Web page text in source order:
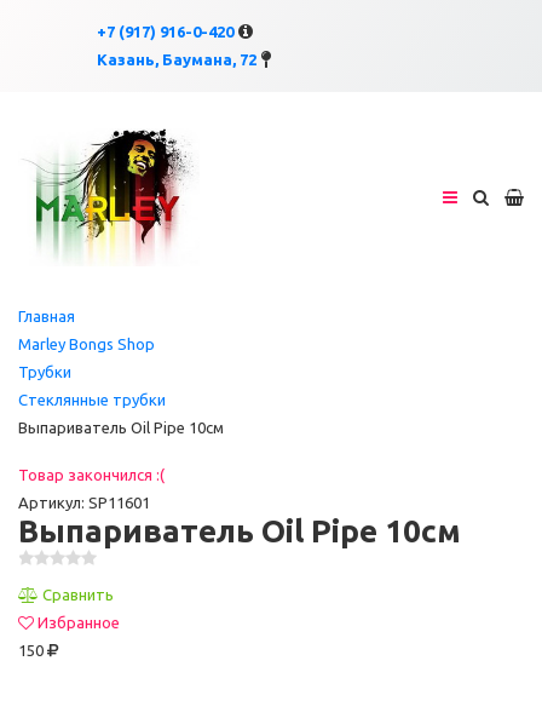
+7 (917) 916-0-420
Казань, Баумана, 72×
Главная
Marley Bongs Shop
Трубки
Стеклянные трубки
Выпариватель Oil Pipe 10см
Товар закончился :(
Артикул: SP11601
Выпариватель Oil Pipe 10см
Сравнить
Избранное
150